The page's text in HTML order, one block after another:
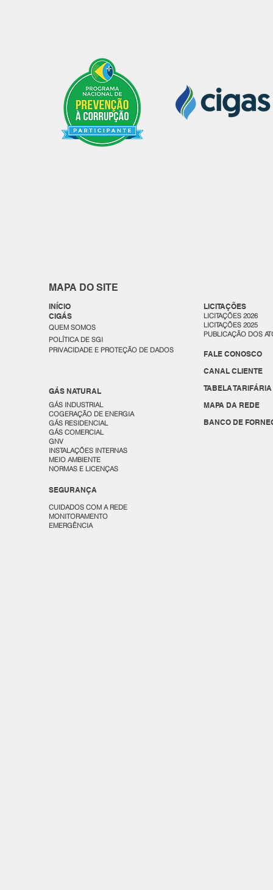
MAPA DO SITE
LICITAÇÕES
LICITAÇÕES 2026
LICITAÇÕES 2025
PUBLICAÇÃO DOS
INÍCIO
CIGÁS
QUEM SOMOS
FALE CONOSCO
CANAL CLIENTE
TABELA TARIFÁRIA
MAPA DA REDE
BANCO DE
GÁS NATURAL
POLÍTICA DE SGI
PRIVACIDADE E PROTEÇÃO DE DADOS
GÁS INDUSTRIAL
COGERAÇÃO DE ENERGIA
GÁS RESIDENCIAL
GÁS COMERCIAL
GNV
INSTALAÇÕES INTERNAS
MEIO AMBIENTE
NORMAS E LICENÇAS
SEGURANÇA
CUIDADOS COM A REDE
MONITORAMENTO
EMERGÊNCIA